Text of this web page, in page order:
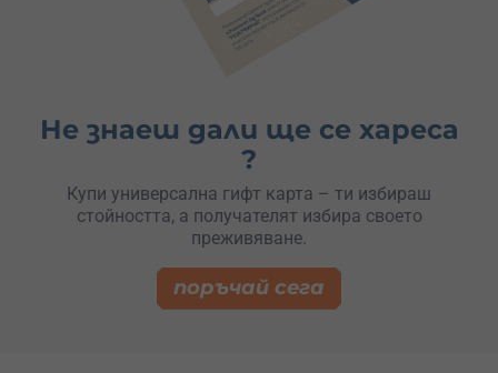
Не знаеш дали ще се хареса
?
Купи универсална гифт карта – ти избираш
стойността, а получателят избира своето
преживяване.
поръчай сега